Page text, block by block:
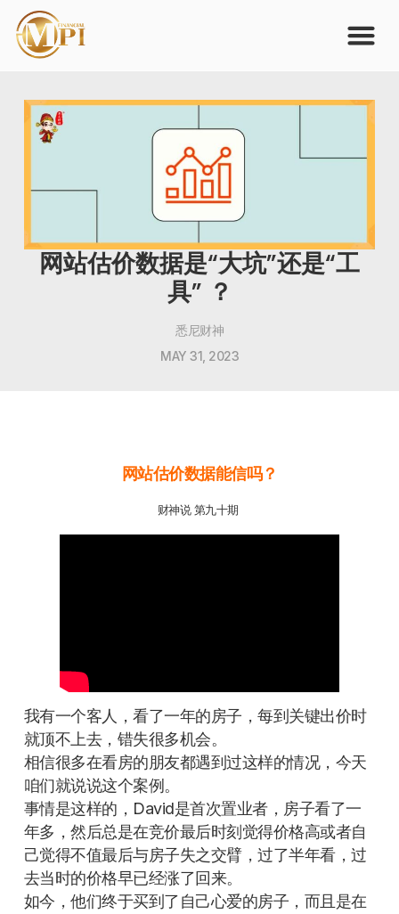
网站估价数据是“大坑”还是“工
具” ？
悉尼财神
MAY 31, 2023
网站估价数据能信吗？
财神说 第九十期
我有一个客人，看了一年的房子，每到关键出价时
就顶不上去，错失很多机会。
相信很多在看房的朋友都遇到过这样的情况，今天
咱们就说说这个案例。
事情是这样的，David是首次置业者，房子看了一
年多，然后总是在竞价最后时刻觉得价格高或者自
己觉得不值最后与房子失之交臂，过了半年看，过
去当时的价格早已经涨了回来。
如今，他们终于买到了自己心爱的房子，而且是在